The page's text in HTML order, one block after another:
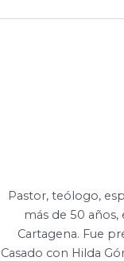
Pastor, teólogo,
más de 50 años,
Cartagena. Fue
Casado con Hilda